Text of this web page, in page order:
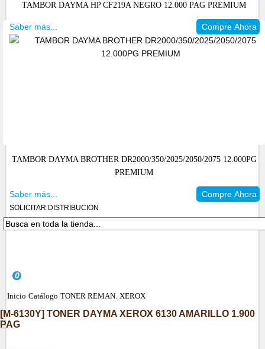
TAMBOR DAYMA HP CF219A NEGRO 12.000 PAG PREMIUM
Saber más... Compre Ahora
TAMBOR DAYMA BROTHER DR2000/350/2025/2050/2075 12.000PG
PREMIUM
Saber más... Compre Ahora
SOLICITAR DISTRIBUCION
0
Inicio Catálogo TONER REMAN. XEROX
[M-6130Y] TONER DAYMA XEROX 6130 AMARILLO 1.900
PAG